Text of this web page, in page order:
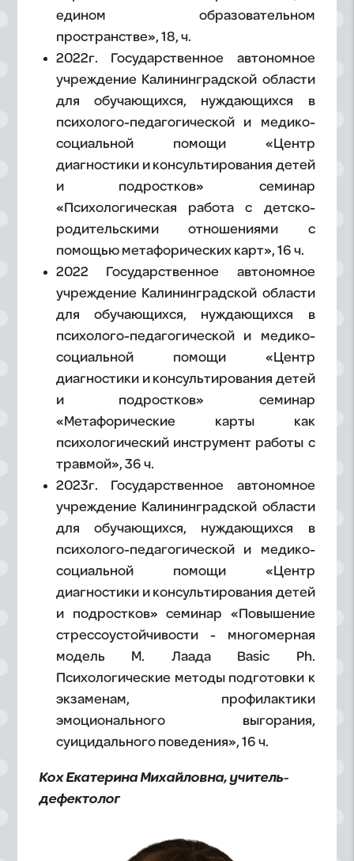
едином образовательном
пространстве», 18, ч.
2022г. Государственное автономное
учреждение Калининградской области
для обучающихся, нуждающихся в
психолого-педагогической и медико-
социальной помощи «Центр
диагностики и консультирования детей
и подростков» семинар
«Психологическая работа с детско-
родительскими отношениями с
помощью метафорических карт», 16 ч.
2022 Государственное автономное
учреждение Калининградской области
для обучающихся, нуждающихся в
психолого-педагогической и медико-
социальной помощи «Центр
диагностики и консультирования детей
и подростков» семинар
«Метафорические карты как
психологический инструмент работы с
травмой», 36 ч.
2023г. Государственное автономное
учреждение Калининградской области
для обучающихся, нуждающихся в
психолого-педагогической и медико-
социальной помощи «Центр
диагностики и консультирования детей
и подростков» семинар «Повышение
стрессоустойчивости - многомерная
модель М. Лаада Basic Ph.
Психологические методы подготовки к
экзаменам, профилактики
эмоционального выгорания,
суицидального поведения», 16 ч.
Кох Екатерина Михайловна, учитель-
дефектолог